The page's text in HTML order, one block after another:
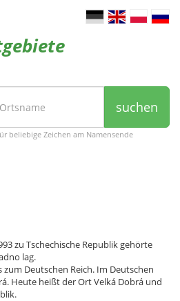
suchen
beliebige Zeichen am Namensende
zu Tschechische Republik gehörte
lag.
Deutschen Reich. Im Deutschen
Heute heißt der Ort Velká Dobrá und